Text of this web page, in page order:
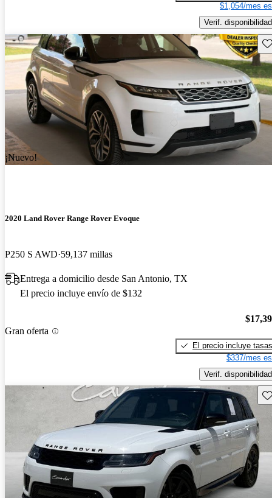
$1,054/mes
Verif. disponibilidad
¡Nuevo!
2020 Land Rover Range Rover Evoque
P250 S AWD 59,137 millas
Entrega a domicilio desde San Antonio, TX
El precio incluye envío de $132
Gran oferta
El precio incluye tasas
$337/mes
Verif. disponibilidad